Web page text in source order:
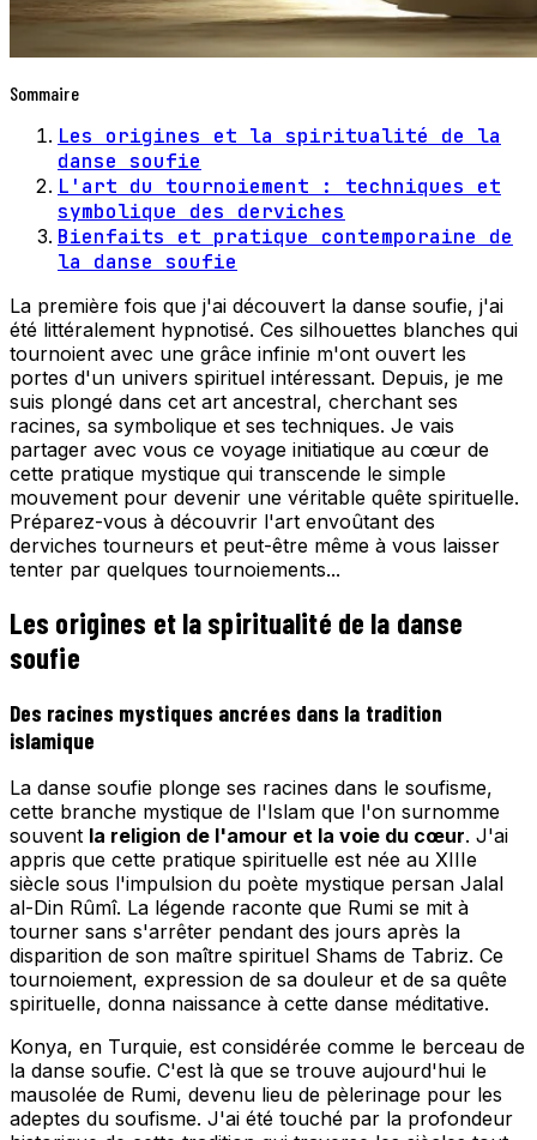
Sommaire
Les origines et la spiritualité de la
danse soufie
L'art du tournoiement : techniques et
symbolique des derviches
Bienfaits et pratique contemporaine de
la danse soufie
La première fois que j'ai découvert la danse soufie, j'ai
été littéralement hypnotisé. Ces silhouettes blanches qui
tournoient avec une grâce infinie m'ont ouvert les
portes d'un univers spirituel intéressant. Depuis, je me
suis plongé dans cet art ancestral, cherchant ses
racines, sa symbolique et ses techniques. Je vais
partager avec vous ce voyage initiatique au cœur de
cette pratique mystique qui transcende le simple
mouvement pour devenir une véritable quête spirituelle.
Préparez-vous à découvrir l'art envoûtant des
derviches tourneurs et peut-être même à vous laisser
tenter par quelques tournoiements...
Les origines et la spiritualité de la danse
soufie
Des racines mystiques ancrées dans la tradition
islamique
La danse soufie plonge ses racines dans le soufisme,
cette branche mystique de l'Islam que l'on surnomme
souvent la religion de l'amour et la voie du cœur. J'ai
appris que cette pratique spirituelle est née au XIIIe
siècle sous l'impulsion du poète mystique persan Jalal
al-Din Rûmî. La légende raconte que Rumi se mit à
tourner sans s'arrêter pendant des jours après la
disparition de son maître spirituel Shams de Tabriz. Ce
tournoiement, expression de sa douleur et de sa quête
spirituelle, donna naissance à cette danse méditative.
Konya, en Turquie, est considérée comme le berceau de
la danse soufie. C'est là que se trouve aujourd'hui le
mausolée de Rumi, devenu lieu de pèlerinage pour les
adeptes du soufisme. J'ai été touché par la profondeur